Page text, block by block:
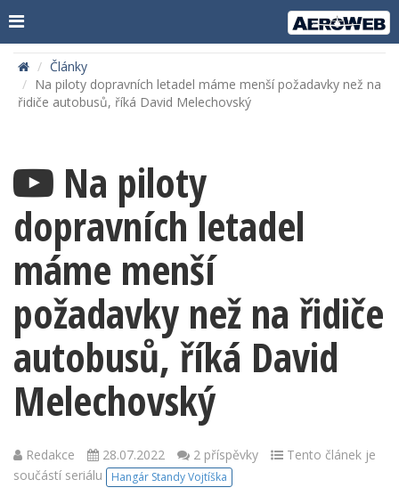
Články
Na piloty dopravních letadel máme menší požadavky než na
řidiče autobusů, říká David Melechovský
Na piloty
dopravních letadel
máme menší
požadavky než na řidiče
autobusů, říká David
Melechovský
Redakce 28.07.2022 2 příspěvky
Tento článek je
součástí seriálu
Hangár Standy Vojtíška